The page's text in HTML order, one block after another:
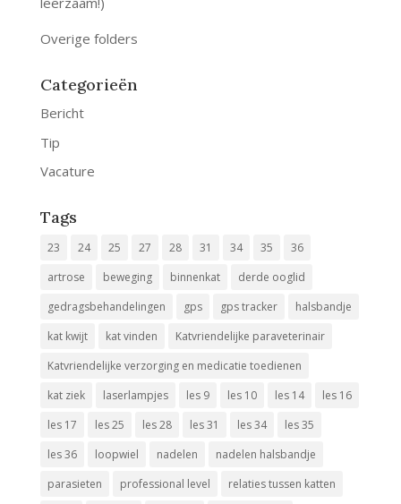
Overige folders
Categorieën
Bericht
Tip
Vacature
Tags
23 24 25 27 28 31 34 35
36
artrose
beweging binnenkat
derde ooglid
gedragsbehandelingen
gps gps tracker
halsbandje
kat kwijt
kat vinden
Katvriendelijke paraveterinair
Katvriendelijke verzorging en medicatie toedienen
kat ziek
laserlampjes les 9 les 10 les 14
les 16
les 17
les 25 les 28 les 31 les 34
les 35
les 36
loopwiel nadelen
nadelen halsbandje
parasieten
professional level
relaties tussen katten